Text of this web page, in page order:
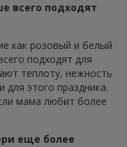
всего подходят
как розовый и белый
подходят для
теплоту, нежность
этого праздника.
мама любит более
еще более